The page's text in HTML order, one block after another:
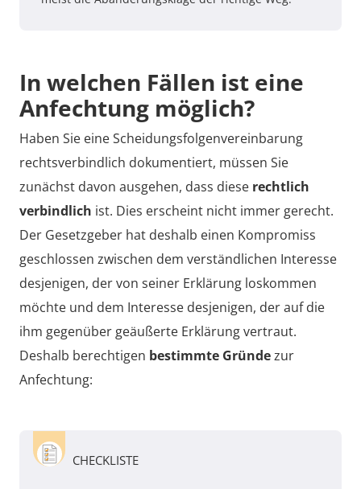
In welchen Fällen ist eine
Anfechtung möglich?
Haben Sie eine Scheidungsfolgenvereinbarung
rechtsverbindlich dokumentiert, müssen Sie
zunächst davon ausgehen, dass diese rechtlich
verbindlich ist. Dies erscheint nicht immer gerecht.
Der Gesetzgeber hat deshalb einen Kompromiss
geschlossen zwischen dem verständlichen Interesse
desjenigen, der von seiner Erklärung loskommen
möchte und dem Interesse desjenigen, der auf die
ihm gegenüber geäußerte Erklärung vertraut.
Deshalb berechtigen bestimmte Gründezur
Anfechtung:
CHECKLISTE